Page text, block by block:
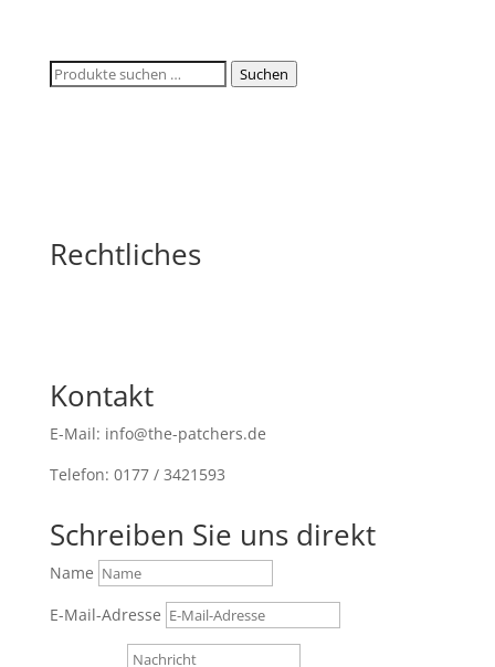
Suchen
Suchen
Rechtliches
Kontakt
E-Mail: info@the-patchers.de
Telefon: 0177 / 3421593
Schreiben Sie uns direkt
Name
E-Mail-Adresse